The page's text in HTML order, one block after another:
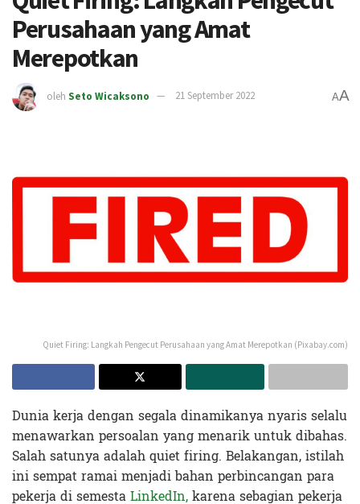
Perusahaan yang Amat
Merepotkan
oleh Seto Wicaksono 21 September 2022 AA
Quiet Firing: Langkah Pengecut Perusahaan yang Amat Merepotkan (Pixabay.com)
Dunia kerja dengan segala dinamikanya nyaris selalu
menawarkan persoalan yang menarik untuk dibahas.
Salah satunya adalah quiet firing. Belakangan, istilah
ini sempat ramai menjadi bahan perbincangan para
pekerja di semestaLinkedIn,karena sebagian pekerja